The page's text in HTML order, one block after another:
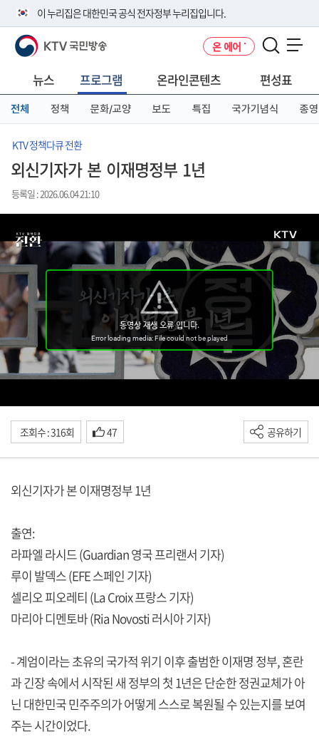
이 누리집은 대한민국 공식 전자정부 누리집입니다.
공식 누리집 주소 확인하기
니다.
이밖에 or.kr 또는 .kr등 다른 도메인 주소를 사용하고 있다면 아래 URL에
서 도메인 주소를 확인해 보세요
KTV 국민방송 온 에어
뉴스 프로그램 온라인콘텐츠 편성표
전체 정책 문화/교양 보도 특집 국가기념식 종영
KTV 정책다큐 전환
외신기자가 본 이재명정부 1년
등록일 : 2026.06.04 21:10
조회수 : 316회 47 공유하기
외신기자가 본 이재명정부 1년
출연:
라파엘 라시드 (Guardian 영국 프리랜서 기자)
루이 발덱스 (EFE 스페인 기자)
셀리오 피오레티 (La Croix 프랑스 기자)
마리아 디멘토바 (Ria Novosti 러시아 기자)
- 계엄이라는 초유의 국가적 위기 이후 출범한 이재명 정부, 혼란
과 긴장 속에서 시작된 새 정부의 첫 1년은 단순한 정권교체가 아
닌 대한민국 민주주의가 어떻게 스스로 복원될 수 있는지를 보여
주는 시간이었다.